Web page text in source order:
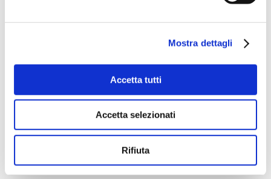
Mostra dettagli
Accetta tutti
Accetta selezionati
Rifiuta
Categorie
Approfondimenti
News